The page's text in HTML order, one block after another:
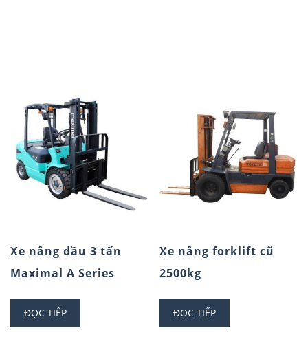
Xe nâng dầu 3 tấn
Maximal A Series
ĐỌC TIẾP
Xe nâng forklift cũ
2500kg
ĐỌC TIẾP